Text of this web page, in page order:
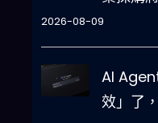
2026-08-09
AI
效」了